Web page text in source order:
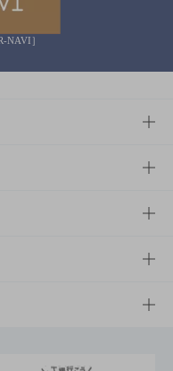
NAVI］